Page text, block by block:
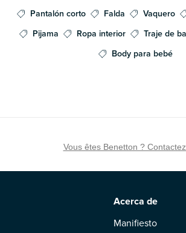
Pantalón corto
Falda Vaquero
Pijama
Ropa interior Traje de
Body para bebé
Vous êtes Benetton ?
Acerca de
Manifiesto